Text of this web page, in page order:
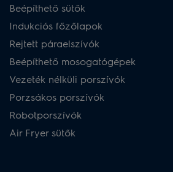
Beépíthető sütők
Indukciós főzőlapok
Rejtett páraelszívók
Beépíthető mosogatógépek
Vezeték nélküli porszívók
Porzsákos porszívók
Robotporszívók
Air Fryer sütők